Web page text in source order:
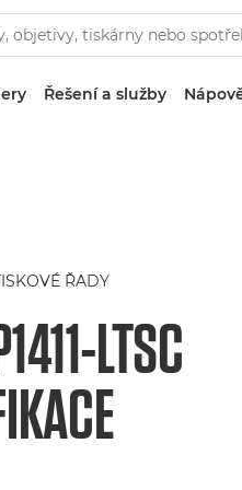
Řešení a služby
ŘADY
LTSC